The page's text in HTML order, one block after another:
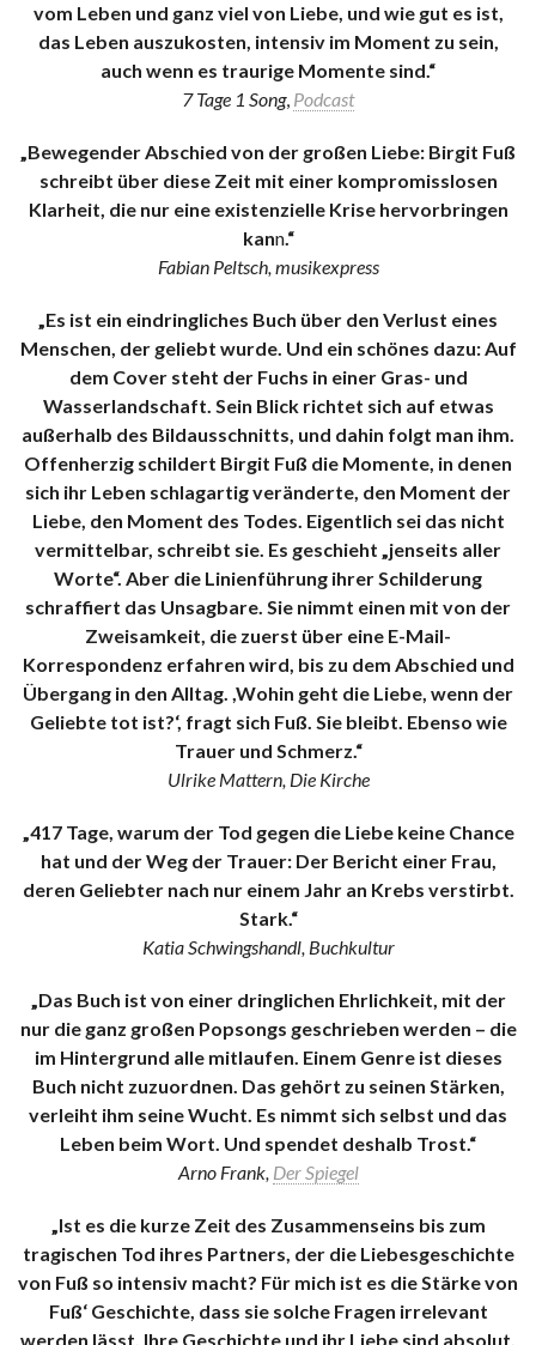
vom Leben und ganz viel von Liebe, und wie gut es ist,
das Leben auszukosten, intensiv im Moment zu sein,
auch wenn es traurige Momente sind.“
7 Tage 1 Song, Podcast
„Bewegender Abschied von der großen Liebe: Birgit Fuß
schreibt über diese Zeit mit einer kompromisslosen
Klarheit, die nur eine existenzielle Krise hervorbringen
kann.“
Fabian Peltsch, musikexpress
„Es ist ein eindringliches Buch über den Verlust eines
Menschen, der geliebt wurde. Und ein schönes dazu: Auf
dem Cover steht der Fuchs in einer Gras- und
Wasserlandschaft. Sein Blick richtet sich auf etwas
außerhalb des Bildausschnitts, und dahin folgt man ihm.
Offenherzig schildert Birgit Fuß die Momente, in denen
sich ihr Leben schlagartig veränderte, den Moment der
Liebe, den Moment des Todes. Eigentlich sei das nicht
vermittelbar, schreibt sie. Es geschieht „jenseits aller
Worte“. Aber die Linienführung ihrer Schilderung
schraffiert das Unsagbare. Sie nimmt einen mit von der
Zweisamkeit, die zuerst über eine E-Mail-
Korrespondenz erfahren wird, bis zu dem Abschied und
Übergang in den Alltag. ,Wohin geht die Liebe, wenn der
Geliebte tot ist?‘, fragt sich Fuß. Sie bleibt. Ebenso wie
Trauer und Schmerz.“
Ulrike Mattern, Die Kirche
„417 Tage, warum der Tod gegen die Liebe keine Chance
hat und der Weg der Trauer: Der Bericht einer Frau,
deren Geliebter nach nur einem Jahr an Krebs verstirbt.
Stark.“
Katia Schwingshandl, Buchkultur
„Das Buch ist von einer dringlichen Ehrlichkeit, mit der
nur die ganz großen Popsongs geschrieben werden – die
im Hintergrund alle mitlaufen. Einem Genre ist dieses
Buch nicht zuzuordnen. Das gehört zu seinen Stärken,
verleiht ihm seine Wucht. Es nimmt sich selbst und das
Leben beim Wort. Und spendet deshalb Trost.“
Arno Frank, Der Spiegel
„Ist es die kurze Zeit des Zusammenseins bis zum
tragischen Tod ihres Partners, der die Liebesgeschichte
von Fuß so intensiv macht? Für mich ist es die Stärke von
Fuß‘ Geschichte, dass sie solche Fragen irrelevant
werden lässt. Ihre Geschichte und ihr Liebe sind absolut.